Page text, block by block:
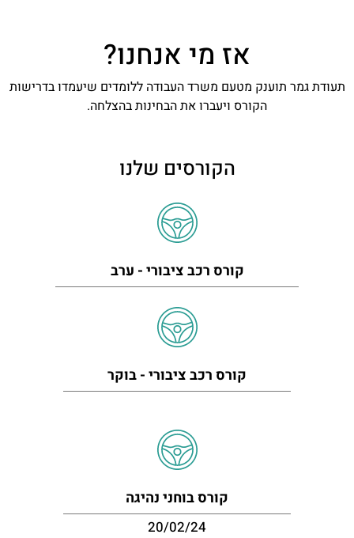
אז מי אנחנו?
תעודת גמר תוענק מטעם משרד העבודה ללומדים שיעמדו בדרישות
הקורס ויעברו את הבחינות בהצלחה.
הקורסים שלנו
קורס רכב ציבורי - ערב
קורס רכב ציבורי - בוקר
קורס בוחני נהיגה
20/02/24